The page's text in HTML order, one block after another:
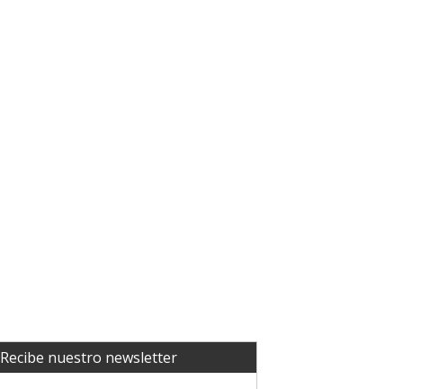
Recibe nuestro newsletter